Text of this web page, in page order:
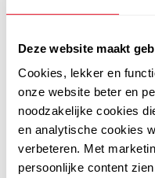
Deze website maakt
Cookies, lekker en
onze website beter en
noodzakelijke cookies
en analytische cookies
verbeteren. Met
persoonlijke content